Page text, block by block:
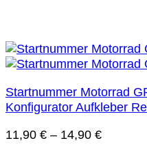
Startnummer Motorrad
Konfigurator Aufkleber
11,90 € – 14,90 €